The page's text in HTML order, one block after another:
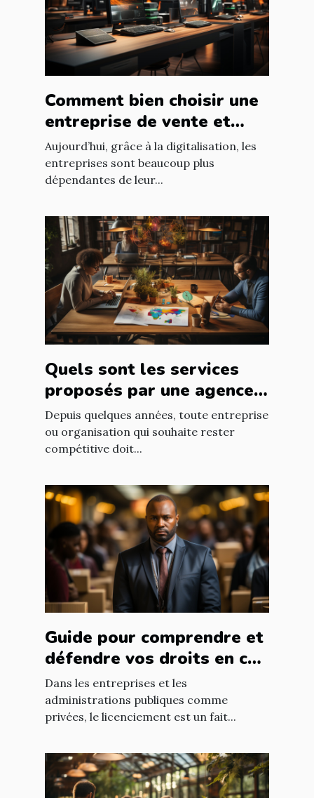
Comment bien choisir une
entreprise de vente et
d'installation de parc
informatique ?
Aujourd’hui, grâce à la digitalisation, les
entreprises sont beaucoup plus
dépendantes de leur...
Quels sont les services
proposés par une agence
web ?
Depuis quelques années, toute entreprise
ou organisation qui souhaite rester
compétitive doit...
Guide pour comprendre et
défendre vos droits en cas
de licenciement abusif
Dans les entreprises et les
administrations publiques comme
privées, le licenciement est un fait...